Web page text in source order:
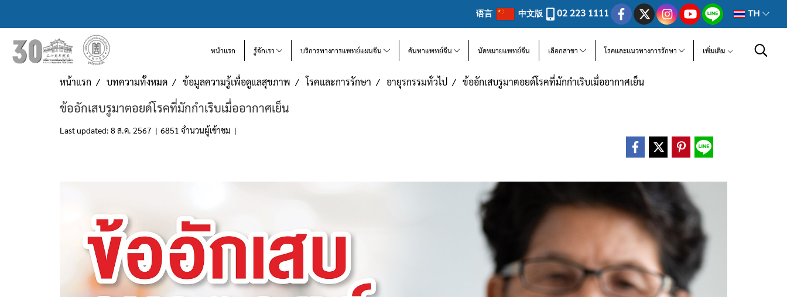
语言 中文版 02 223 1111 TH
หน้าแรก รู้จักเรา บริการทางการแพทย์แผนจีน ค้นหาแพทย์จีน นัดหมายแพทย์จีน เลือกสาขา โรคและแนวทางการรักษา เพิ่มเติม
หน้าแรก บทความทั้งหมด ข้อมูลความรู้เพื่อดูแลสุขภาพ โรคและการรักษา อายุรกรรมทั่วไป ข้ออักเสบรูมาตอยด์โรคที่มักกำเริบเมื่ออากาศเย็น
ข้ออักเสบรูมาตอยด์โรคที่มักกำเริบเมื่ออากาศเย็น
Last updated: 8 ส.ค. 2567 | 6851 จำนวนผู้เข้าชม |